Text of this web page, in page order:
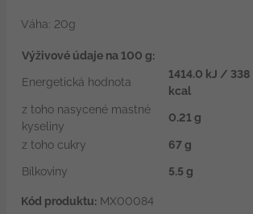
Váha: 20g
Výživové údaje na 100 g:
Energetická hodnota
1414.0 kJ / 338
kcal
z toho nasycené mastné
kyseliny
0.21 g
z toho cukry 67 g
Bílkoviny 5.5 g
Kód produktu:MX00084